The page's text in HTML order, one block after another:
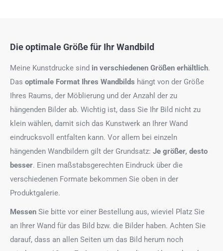
Die optimale Größe für Ihr Wandbild
Meine Kunstdrucke sind in verschiedenen Größen erhältlich.
Das optimale Format Ihres Wandbilds hängt von der Größe
Ihres Raums, der Möblierung und der Anzahl der zu
hängenden Bilder ab. Wichtig ist, dass Sie Ihr Bild nicht zu
klein wählen, damit sich das Kunstwerk an Ihrer Wand
eindrucksvoll entfalten kann. Vor allem bei einzeln
hängenden Wandbildern gilt der Grundsatz: Je größer, desto
besser. Einen maßstabsgerechten Eindruck über die
verschiedenen Formate bekommen Sie oben in der
Produktgalerie.
Messen Sie bitte vor einer Bestellung aus, wieviel Platz Sie
an Ihrer Wand für das Bild bzw. die Bilder haben. Achten Sie
darauf, dass an allen Seiten um das Bild herum noch